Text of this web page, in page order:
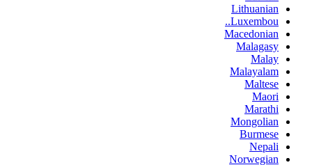
Lithuanian
Luxembou..
Macedonian
Malagasy
Malay
Malayalam
Maltese
Maori
Marathi
Mongolian
Burmese
Nepali
Norwegian